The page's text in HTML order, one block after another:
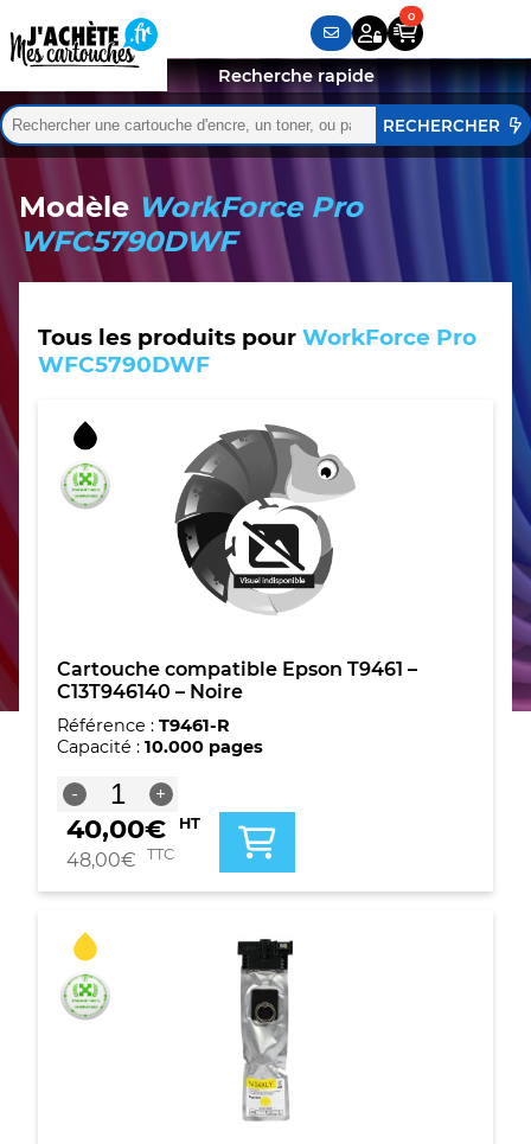
Rechercher :
Quand les résultats de l'auto-complétion sont
Recherche rapide
Modèle WorkForce Pro
WFC5790DWF
Tous les produits pour WorkForce Pro
WFC5790DWF
Cartouche compatible Epson T9461 –
C13T946140 – Noire
Référence : T9461-R
Capacité : 10.000 pages
-
quantité
de
Cartouche
compatible
T9461
C13T946140
-
Noire
+
40,00€ HT
48,00€ TTC